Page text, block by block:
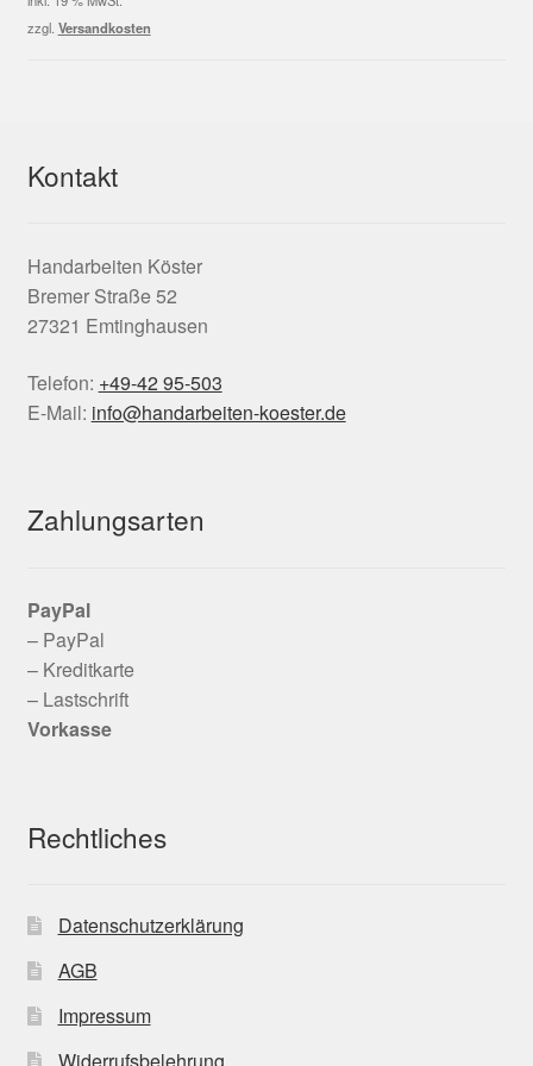
2,50 €1,50 €.
zzgl. Versandkosten
Kontakt
Handarbeiten Köster
Bremer Straße 52
27321 Emtinghausen
Telefon: +49-42 95-503
E-Mail: info@handarbeiten-koester.de
Zahlungsarten
PayPal
– PayPal
– Kreditkarte
– Lastschrift
Vorkasse
Rechtliches
Datenschutzerklärung
AGB
Impressum
Widerrufsbelehrung